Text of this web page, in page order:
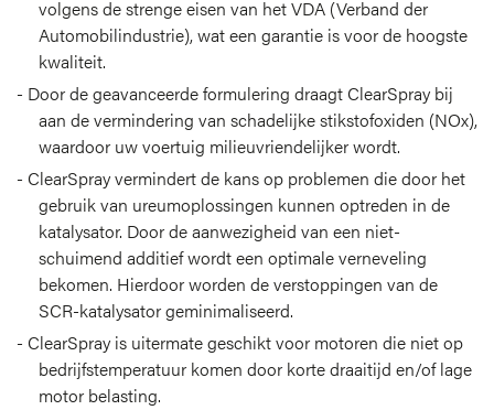
volgens de strenge eisen van het VDA (Verband der
Automobilindustrie), wat een garantie is voor de hoogste
kwaliteit.
Door de geavanceerde formulering draagt ClearSpray bij
aan de vermindering van schadelijke stikstofoxiden (NOx),
waardoor uw voertuig milieuvriendelijker wordt.
ClearSpray vermindert de kans op problemen die door het
gebruik van ureumoplossingen kunnen optreden in de
katalysator. Door de aanwezigheid van een niet-
schuimend additief wordt een optimale verneveling
bekomen. Hierdoor worden de verstoppingen van de
SCR-katalysator geminimaliseerd.
ClearSpray is uitermate geschikt voor motoren die niet op
bedrijfstemperatuur komen door korte draaitijd en/of lage
motor belasting.